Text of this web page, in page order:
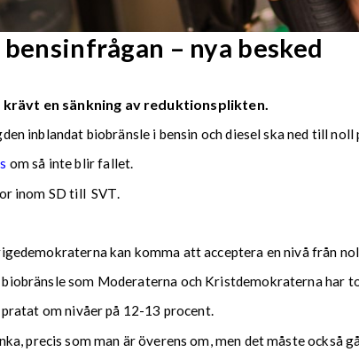
– nya besked
en sänkning av reduktionsplikten.
inblandat biobränsle i bensin och diesel ska ned till
om så inte blir fallet.
inom SD till SVT.
kan komma att acceptera en nivå från
som Moderaterna och Kristdemokraterna har
om nivåer på 12-13 procent.
precis som man är överens om, men det måste också